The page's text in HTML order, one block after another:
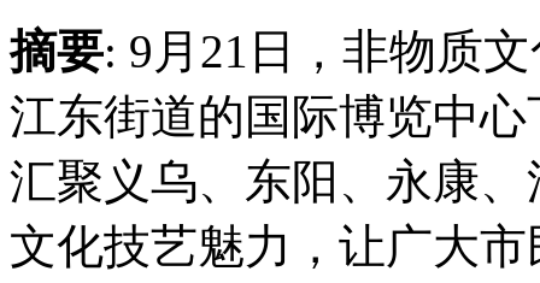
摘要: 9月21日，非物质
江东街道的国际博览中
汇聚义乌、东阳、永康
文化技艺魅力，让广大